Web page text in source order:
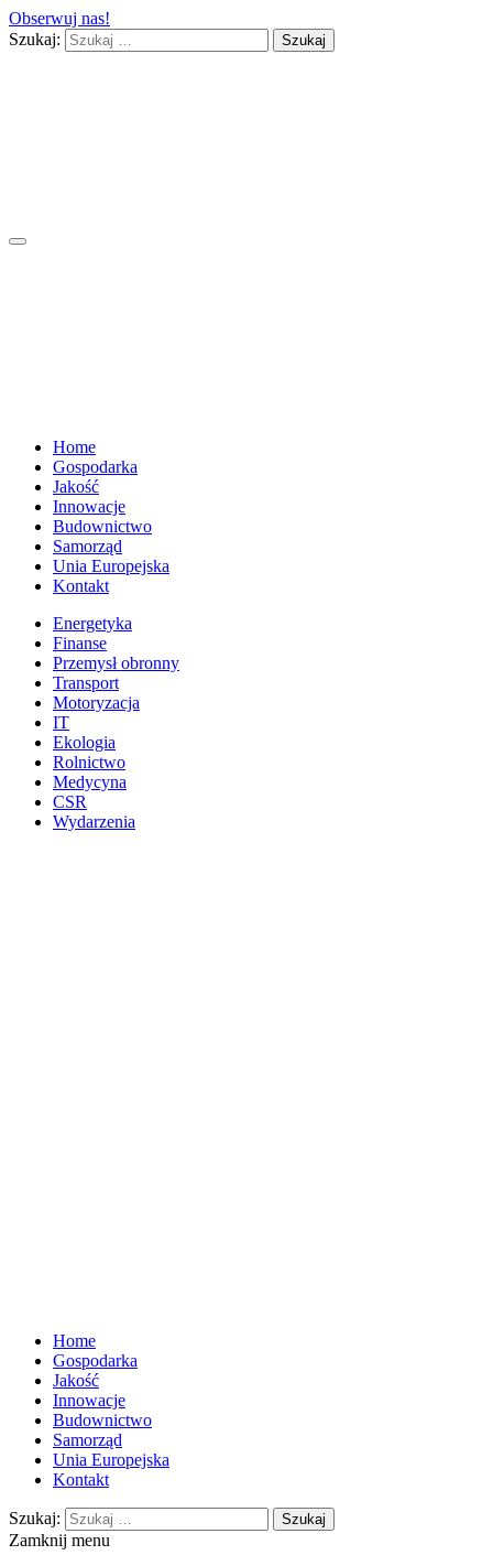
Obserwuj nas!
Szukaj:
Home
Gospodarka
Jakość
Innowacje
Budownictwo
Samorząd
Unia Europejska
Kontakt
Energetyka
Finanse
Przemysł obronny
Transport
Motoryzacja
IT
Ekologia
Rolnictwo
Medycyna
CSR
Wydarzenia
Home
Gospodarka
Jakość
Innowacje
Budownictwo
Samorząd
Unia Europejska
Kontakt
Szukaj:
Zamknij menu